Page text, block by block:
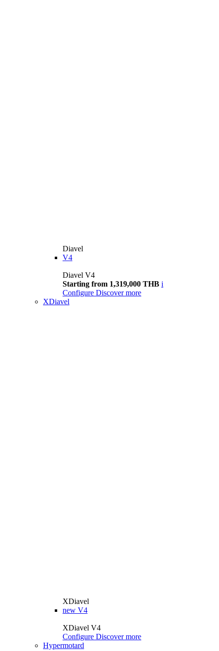
Diavel
V4
Diavel V4
Starting from 1,319,000 THB i
Configure Discover more
XDiavel
XDiavel
new V4
XDiavel V4
Configure Discover more
Hypermotard